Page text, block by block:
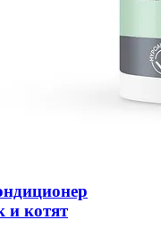
и котят